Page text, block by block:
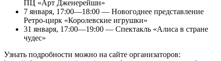
ПЦ «Арт Дженерейшн»
7 января, 17:00—18:00 — Новогоднее представление
Ретро-цирк «Королевские игрушки»
31 января, 17:00—19:00 — Спектакль «Алиса в стране
чудес»
Узнать подробности можно на сайте организаторов: